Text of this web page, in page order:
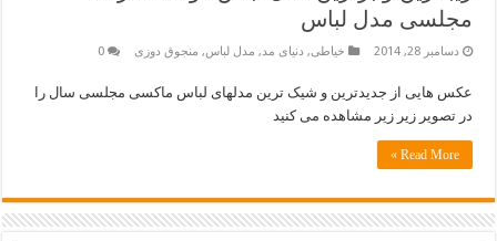
مجلسی مدل لباس
دسامبر 28, 2014 خیاطی, دنیای مد, مدل لباس, منجوق دوزی 0
عکس هایی از جدیدترین و شیک ترین مدلهای لباس ماکسی مجلسی سال را
در تصویر زیر زیر مشاهده می کنید
Read More »